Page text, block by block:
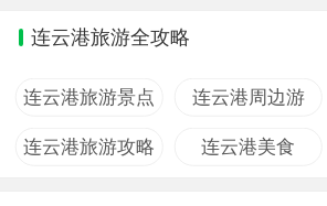
连云港旅游全攻略
连云港旅游景点 连云港周边游
连云港旅游攻略 连云港美食